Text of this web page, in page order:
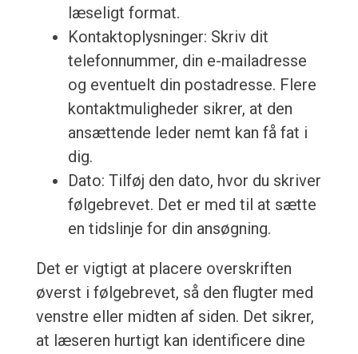
læseligt format.
Kontaktoplysninger: Skriv dit
telefonnummer, din e-mailadresse
og eventuelt din postadresse. Flere
kontaktmuligheder sikrer, at den
ansættende leder nemt kan få fat i
dig.
Dato: Tilføj den dato, hvor du skriver
følgebrevet. Det er med til at sætte
en tidslinje for din ansøgning.
Det er vigtigt at placere overskriften
øverst i følgebrevet, så den flugter med
venstre eller midten af siden. Det sikrer,
at læseren hurtigt kan identificere dine